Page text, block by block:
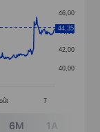
Data
7
40,00
42,00
44,00
46,00
44,35
6M 1A